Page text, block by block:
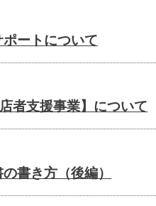
ートについて
者支援事業】について
書き方（後編）